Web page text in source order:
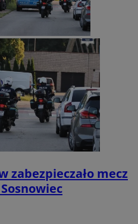
zabezpieczało mecz
Sosnowiec